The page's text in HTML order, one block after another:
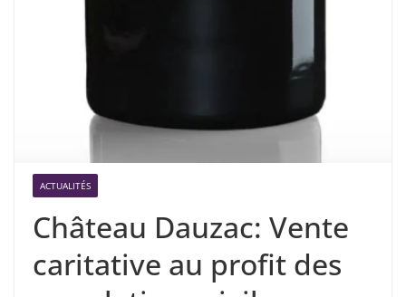
ACTUALITÉS
Château Dauzac: Vente
caritative au profit des